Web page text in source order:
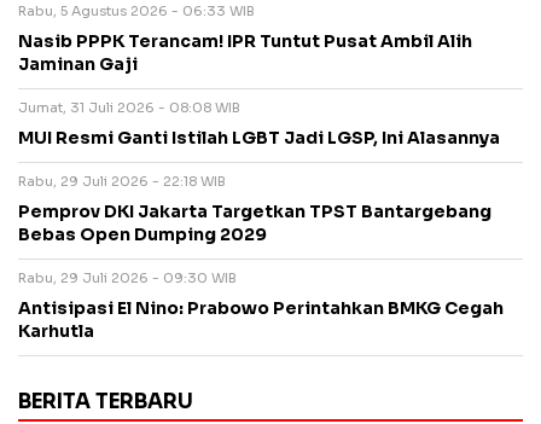
Rabu, 5 Agustus 2026 - 06:33 WIB
Nasib PPPK Terancam! IPR Tuntut Pusat Ambil Alih
Jaminan Gaji
Jumat, 31 Juli 2026 - 08:08 WIB
MUI Resmi Ganti Istilah LGBT Jadi LGSP, Ini Alasannya
Rabu, 29 Juli 2026 - 22:18 WIB
Pemprov DKI Jakarta Targetkan TPST Bantargebang
Bebas Open Dumping 2029
Rabu, 29 Juli 2026 - 09:30 WIB
Antisipasi El Nino: Prabowo Perintahkan BMKG Cegah
Karhutla
BERITA TERBARU